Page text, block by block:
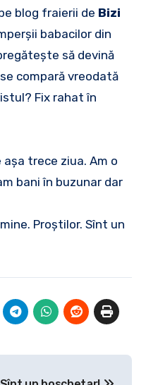
blog fraierii de Bizi
babacilor din
să devină
compară vreodată
Fix rahat în
aşa trece ziua. Am o
bani în buzunar dar
Proştilor. Sînt un